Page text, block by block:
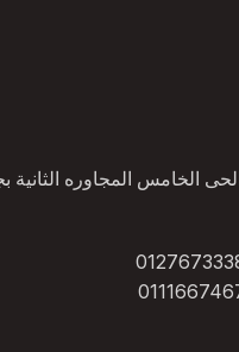
الشيخ زايد فيلا 114 الحى الخامس المجاوره